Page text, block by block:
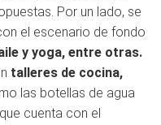
Por un lado, se
el escenario de fondo
y yoga, entre otras.
talleres de cocina,
las botellas de agua
que cuenta con el